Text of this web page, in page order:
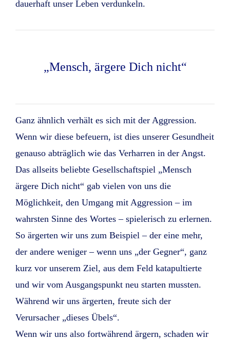
dauerhaft unser Leben verdunkeln.
„Mensch, ärgere Dich nicht“
Ganz ähnlich verhält es sich mit der Aggression.
Wenn wir diese befeuern, ist dies unserer Gesundheit
genauso abträglich wie das Verharren in der Angst.
Das allseits beliebte Gesellschaftspiel „Mensch
ärgere Dich nicht“ gab vielen von uns die
Möglichkeit, den Umgang mit Aggression – im
wahrsten Sinne des Wortes – spielerisch zu erlernen.
So ärgerten wir uns zum Beispiel – der eine mehr,
der andere weniger – wenn uns „der Gegner“, ganz
kurz vor unserem Ziel, aus dem Feld katapultierte
und wir vom Ausgangspunkt neu starten mussten.
Während wir uns ärgerten, freute sich der
Verursacher „dieses Übels“.
Wenn wir uns also fortwährend ärgern, schaden wir